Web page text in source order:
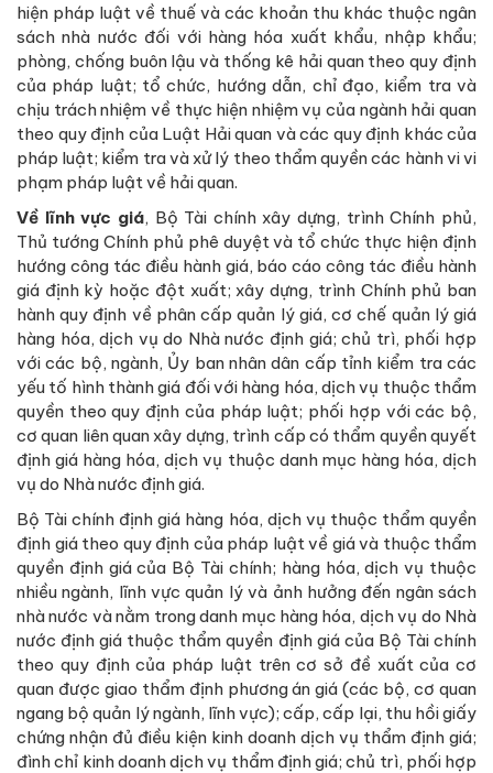
hiện pháp luật về thuế và các khoản thu khác thuộc ngân
sách nhà nước đối với hàng hóa xuất khẩu, nhập khẩu;
phòng, chống buôn lậu và thống kê hải quan theo quy định
của pháp luật; tổ chức, hướng dẫn, chỉ đạo, kiểm tra và
chịu trách nhiệm về thực hiện nhiệm vụ của ngành hải quan
theo quy định của Luật Hải quan và các quy định khác của
pháp luật; kiểm tra và xử lý theo thẩm quyền các hành vi vi
phạm pháp luật về hải quan.
Về lĩnh vực giá, Bộ Tài chính xây dựng, trình Chính phủ,
Thủ tướng Chính phủ phê duyệt và tổ chức thực hiện định
hướng công tác điều hành giá, báo cáo công tác điều hành
giá định kỳ hoặc đột xuất; xây dựng, trình Chính phủ ban
hành quy định về phân cấp quản lý giá, cơ chế quản lý giá
hàng hóa, dịch vụ do Nhà nước định giá; chủ trì, phối hợp
với các bộ, ngành, Ủy ban nhân dân cấp tỉnh kiểm tra các
yếu tố hình thành giá đối với hàng hóa, dịch vụ thuộc thẩm
quyền theo quy định của pháp luật; phối hợp với các bộ,
cơ quan liên quan xây dựng, trình cấp có thẩm quyền quyết
định giá hàng hóa, dịch vụ thuộc danh mục hàng hóa, dịch
vụ do Nhà nước định giá.
Bộ Tài chính định giá hàng hóa, dịch vụ thuộc thẩm quyền
định giá theo quy định của pháp luật về giá và thuộc thẩm
quyền định giá của Bộ Tài chính; hàng hóa, dịch vụ thuộc
nhiều ngành, lĩnh vực quản lý và ảnh hưởng đến ngân sách
nhà nước và nằm trong danh mục hàng hóa, dịch vụ do Nhà
nước định giá thuộc thẩm quyền định giá của Bộ Tài chính
theo quy định của pháp luật trên cơ sở đề xuất của cơ
quan được giao thẩm định phương án giá (các bộ, cơ quan
ngang bộ quản lý ngành, lĩnh vực); cấp, cấp lại, thu hồi giấy
chứng nhận đủ điều kiện kinh doanh dịch vụ thẩm định giá;
đình chỉ kinh doanh dịch vụ thẩm định giá; chủ trì, phối hợp